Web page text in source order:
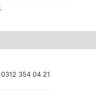
0312 354 04 21